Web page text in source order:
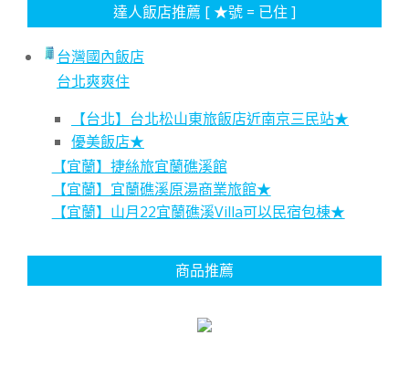
達人飯店推薦 [ ★號 = 已住 ]
台灣國內飯店
台北爽爽住
【台北】台北松山東旅飯店近南京三民站★
優美飯店★
【宜蘭】捷絲旅宜蘭礁溪館
【宜蘭】宜蘭礁溪原湯商業旅館★
【宜蘭】山月22宜蘭礁溪Villa可以民宿包棟★
商品推薦